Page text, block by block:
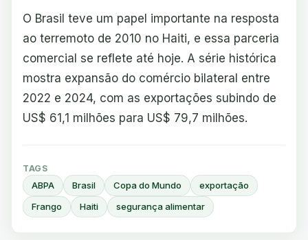
O Brasil teve um papel importante na resposta
ao terremoto de 2010 no Haiti, e essa parceria
comercial se reflete até hoje. A série histórica
mostra expansão do comércio bilateral entre
2022 e 2024, com as exportações subindo de
US$ 61,1 milhões para US$ 79,7 milhões.
TAGS
ABPA Brasil Copa do Mundo
exportação
Frango
Haiti segurança alimentar